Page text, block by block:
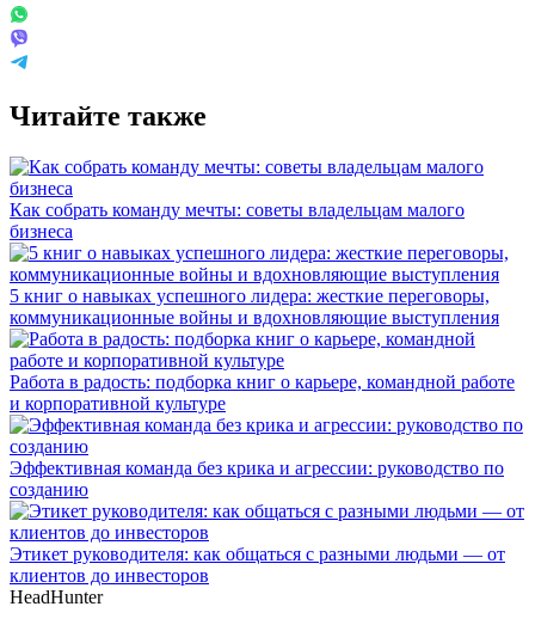
Читайте также
Как собрать команду мечты: советы владельцам малого
бизнеса
5 книг о навыках успешного лидера: жесткие переговоры,
коммуникационные войны и вдохновляющие выступления
Работа в радость: подборка книг о карьере, командной работе
и корпоративной культуре
Эффективная команда без крика и агрессии: руководство по
созданию
Этикет руководителя: как общаться с разными людьми — от
клиентов до инвесторов
HeadHunter